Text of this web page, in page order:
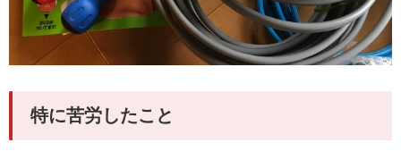
特に苦労したこと